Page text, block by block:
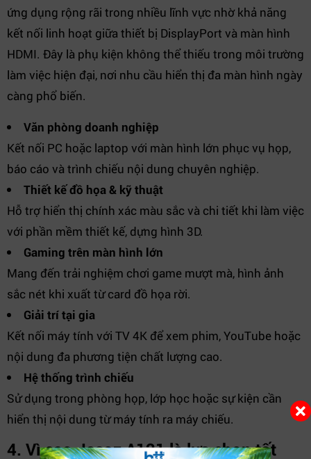
ứng dụng rộng rãi trong nhiều lĩnh vực nhờ khả năng
kết nối linh hoạt giữa thiết bị DisplayPort và màn hình
HDMI. Đây là phụ kiện không thể thiếu trong môi trường
làm việc hiện đại, nơi nhu cầu hiển thị đa màn hình ngày
càng phổ biến.
Văn phòng doanh nghiệp
Kết nối PC hoặc laptop với màn hình lớn phục vụ họp,
báo cáo và trình chiếu nội dung chuyên nghiệp.
Thiết kế đồ họa & kỹ thuật
Hỗ trợ hiển thị chính xác màu sắc và chi tiết khi làm việc
với phần mềm thiết kế, dựng hình 3D.
Gaming trên màn hình lớn
Mang đến trải nghiệm chơi game mượt mà, hình ảnh
sắc nét khi xuất từ card đồ họa rời.
Giải trí tại gia
Kết nối máy tính với TV 4K để xem phim, YouTube hoặc
nội dung đa phương tiện chất lượng cao.
Hệ thống trình chiếu
Sử dụng trong phòng họp, lớp học hoặc sự kiện cần
hiển thị nội dung từ máy tính ra máy chiếu.
4. Vì sao Jasoz A121 là lựa chọn tốt